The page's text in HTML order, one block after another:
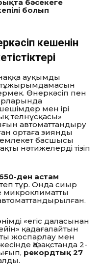
бәсекеге
болып
кешенін
ауқымды
Өнеркәсіп пен
мен ірі
телнұсқасы»
автоматтандыру
ортаға зиянды
Мемлекет басшысы
нәтижелерді тізіп
ден астам
тұр. Онда сиыр
микроклиматты
«егіс даласынан
қадағалайтын
жоспарлау мен
Қазақстанда 2-
рекордтық 27